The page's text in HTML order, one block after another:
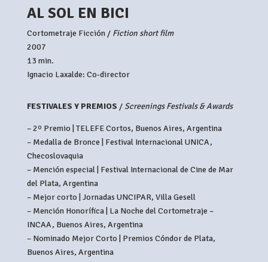
AL SOL EN BICI
Cortometraje Ficción / Fiction short film
2007
13 min.
Ignacio Laxalde: Co-director
FESTIVALES Y PREMIOS / Screenings Festivals & Awards
– 2º Premio | TELEFE Cortos, Buenos Aires, Argentina
– Medalla de Bronce | Festival Internacional UNICA,
Checoslovaquia
– Mención especial | Festival Internacional de Cine de Mar
del Plata, Argentina
– Mejor corto | Jornadas UNCIPAR, Villa Gesell
– Mención Honorífica | La Noche del Cortometraje –
INCAA, Buenos Aires, Argentina
– Nominado Mejor Corto | Premios Cóndor de Plata,
Buenos Aires, Argentina